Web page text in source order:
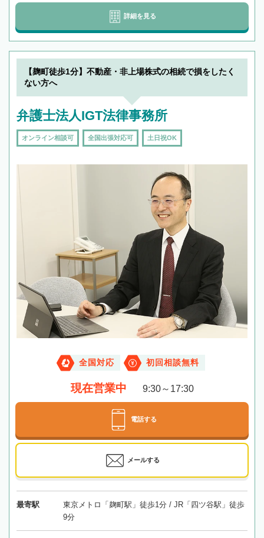
詳細を見る
【麹町徒歩1分】不動産・非上場株式の相続で損をしたく
ない方へ
弁護士法人IGT法律事務所
オンライン相談可 全国出張対応可 土日祝OK
全国対応 初回相談無料
現在営業中 9:30～17:30
電話する
メールする
最寄駅
東京メトロ「麹町駅」徒歩1分 / JR「四ツ谷駅」徒歩
9分